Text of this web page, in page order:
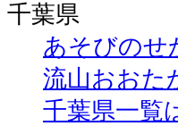
千葉県
あそびのせ
流山おおた
千葉県一覧